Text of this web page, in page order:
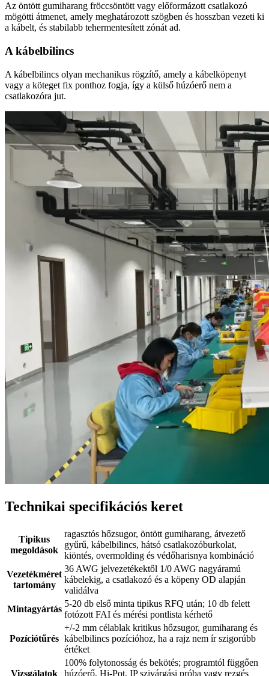
Az öntött gumiharang fröccsöntött vagy előformázott csatlakozó
mögötti átmenet, amely meghatározott szögben és hosszban vezeti ki
a kábelt, és stabilabb tehermentesített zónát ad.
A kábelbilincs
A kábelbilincs olyan mechanikus rögzítő, amely a kábelköpenyt
vagy a köteget fix ponthoz fogja, így a külső húzóerő nem a
csatlakozóra jut.
Technikai specifikációs keret
Tipikus
megoldások
ragasztós hőzsugor, öntött gumiharang, átvezető
gyűrű, kábelbilincs, hátsó csatlakozóburkolat,
kiöntés, overmolding és védőharisnya kombináció
Vezetékméret
tartomány
36 AWG jelvezetékektől 1/0 AWG nagyáramú
kábelekig, a csatlakozó és a köpeny OD alapján
validálva
Mintagyártás
5-20 db első minta tipikus RFQ után; 10 db felett
fotózott FAI és mérési pontlista kérhető
Pozíciótűrés
+/-2 mm célablak kritikus hőzsugor, gumiharang és
kábelbilincs pozícióhoz, ha a rajz nem ír szigorúbb
értéket
Vizsgálatok
100% folytonosság és bekötés; programtól függően
húzóerő, Hi-Pot, IP szivárgási próba vagy rezgés